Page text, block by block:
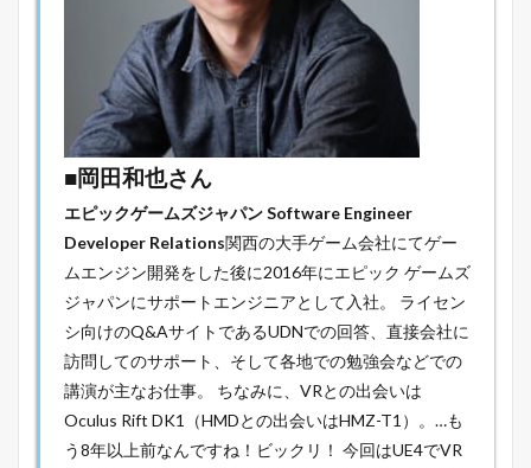
■岡田和也さん
エピックゲームズジャパンSoftware Engineer
Developer Relations関西の大手ゲーム会社にてゲー
ムエンジン開発をした後に2016年にエピック ゲームズ
ジャパンにサポートエンジニアとして入社。 ライセン
シ向けのQ&AサイトであるUDNでの回答、直接会社に
訪問してのサポート、そして各地での勉強会などでの
講演が主なお仕事。 ちなみに、VRとの出会いは
Oculus Rift DK1（HMDとの出会いはHMZ-T1）。…も
う8年以上前なんですね！ビックリ！ 今回はUE4でVR